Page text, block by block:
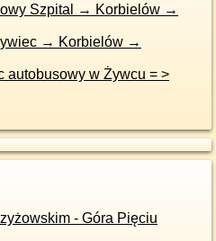
Szpital → Korbielów →
→ Korbielów →
autobusowy w Żywcu = >
- Góra Pięciu